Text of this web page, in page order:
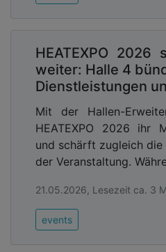
HEATEXPO
weiter: Halle 4
Dienstleistungen
Mit der Hallen-
HEATEXPO 2026 ihr
und schärft zugleich
der Veranstaltung.
21.05.2026, Lesezeit ca. 3
events